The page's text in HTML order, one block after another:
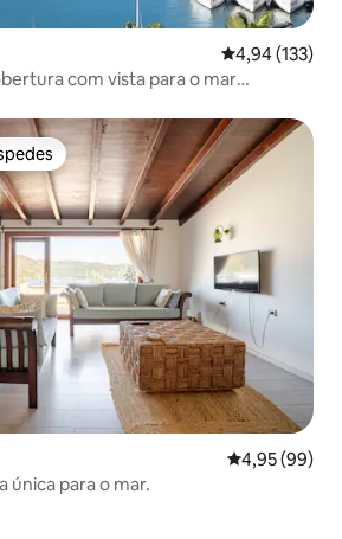
4,94 de uma
4,94 (133)
com vista para o mar
dos hóspedes
4,95 de uma
4,95 (99)
única para o mar.